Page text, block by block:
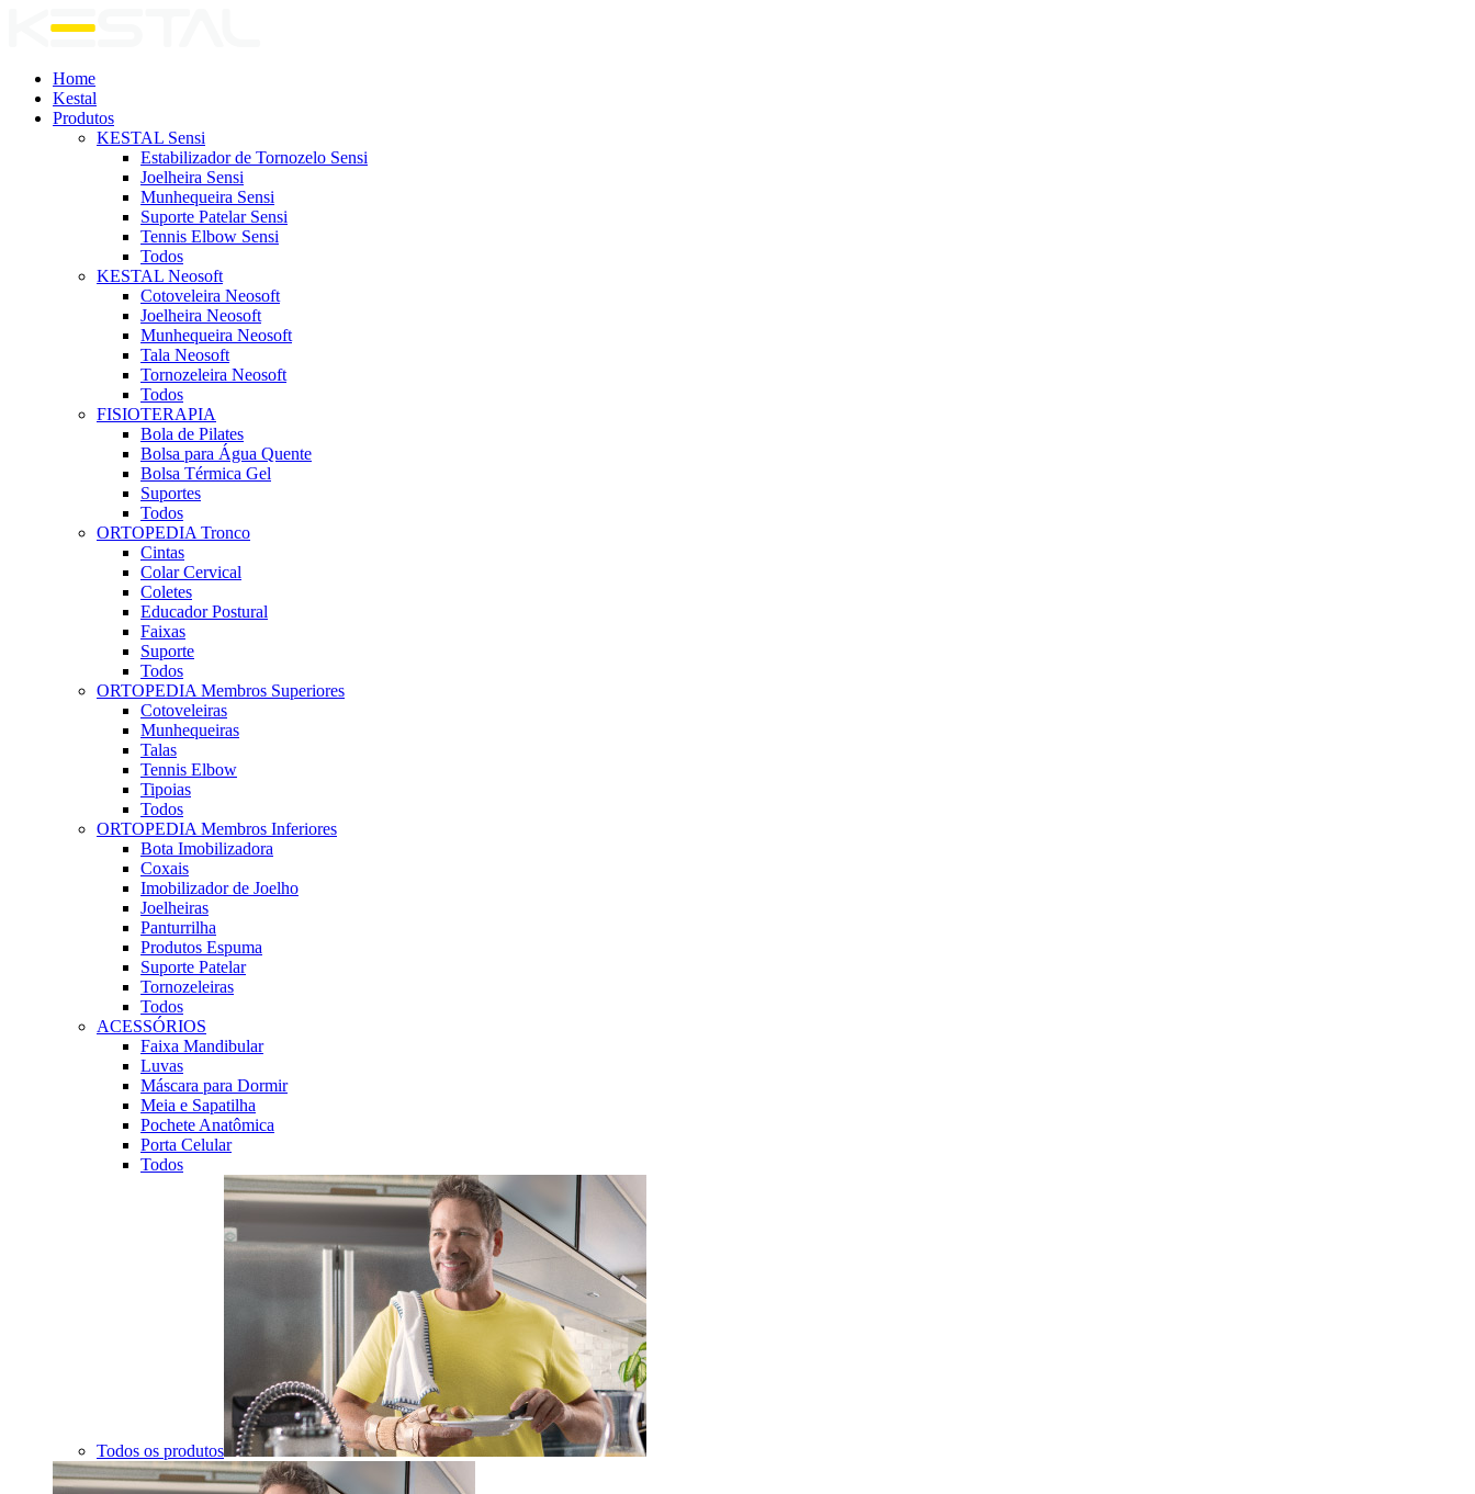
Home
Kestal
Produtos
KESTAL Sensi
Estabilizador de Tornozelo Sensi
Joelheira Sensi
Munhequeira Sensi
Suporte Patelar Sensi
Tennis Elbow Sensi
Todos
KESTAL Neosoft
Cotoveleira Neosoft
Joelheira Neosoft
Munhequeira Neosoft
Tala Neosoft
Tornozeleira Neosoft
Todos
FISIOTERAPIA
Bola de Pilates
Bolsa para Água Quente
Bolsa Térmica Gel
Suportes
Todos
ORTOPEDIA Tronco
Cintas
Colar Cervical
Coletes
Educador Postural
Faixas
Suporte
Todos
ORTOPEDIA Membros Superiores
Cotoveleiras
Munhequeiras
Talas
Tennis Elbow
Tipoias
Todos
ORTOPEDIA Membros Inferiores
Bota Imobilizadora
Coxais
Imobilizador de Joelho
Joelheiras
Panturrilha
Produtos Espuma
Suporte Patelar
Tornozeleiras
Todos
ACESSÓRIOS
Faixa Mandibular
Luvas
Máscara para Dormir
Meia e Sapatilha
Pochete Anatômica
Porta Celular
Todos
Todos os produtos